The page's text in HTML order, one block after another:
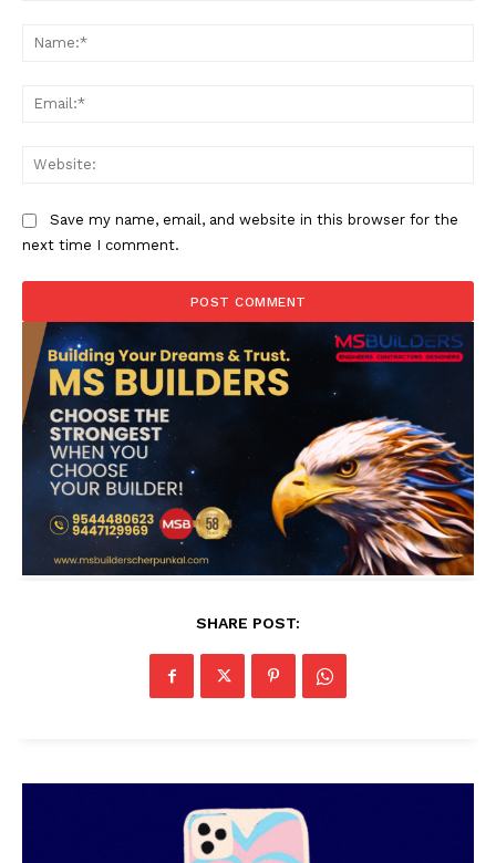
Save my name, email, and website in this browser for the
next time I comment.
SHARE POST: